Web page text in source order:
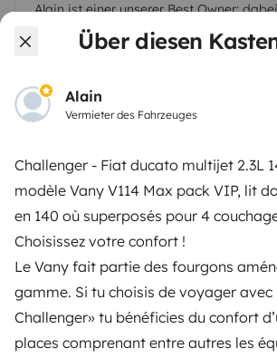
Über diesen
Alain
Vermieter des Fahrzeuges
Challenger - Fiat ducato multijet 2.3L
modèle Vany V114 Max pack VIP, lit
en 140 où superposés pour 4
Choisissez votre confort !
Le Vany fait partie des fourgons
gamme. Si tu choisis de voyager avec
Challenger» tu bénéficies du confort
places comprenant entre autres les
Alainist einer unserer Best Owner:
Yescapa Vermieter mit den
mit welchen wir ein enges
Bonjour,
Soigneux de mon véhicule, c'est
mets à votre disposition.
Possibilité de garer votre voiture
clos et sécurisé ou d'arriver à pieds
RER B à proximité.
Je suis impatient de vous
rassurés à la découverte de
après une bonne prise en main.
A très vite !